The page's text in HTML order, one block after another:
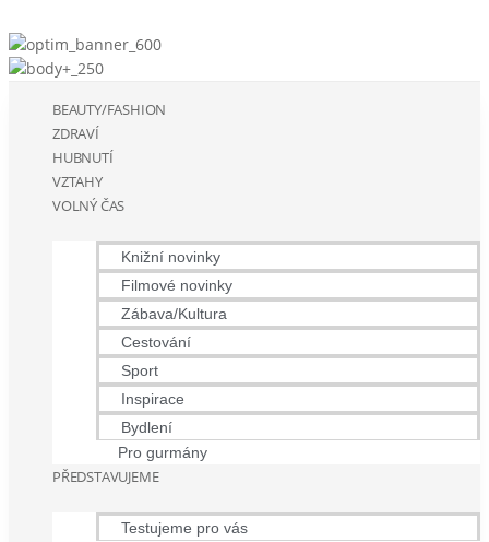
BEAUTY/FASHION
ZDRAVÍ
HUBNUTÍ
VZTAHY
VOLNÝ ČAS
Knižní novinky
Filmové novinky
Zábava/Kultura
Cestování
Sport
Inspirace
Bydlení
Pro gurmány
PŘEDSTAVUJEME
Testujeme pro vás